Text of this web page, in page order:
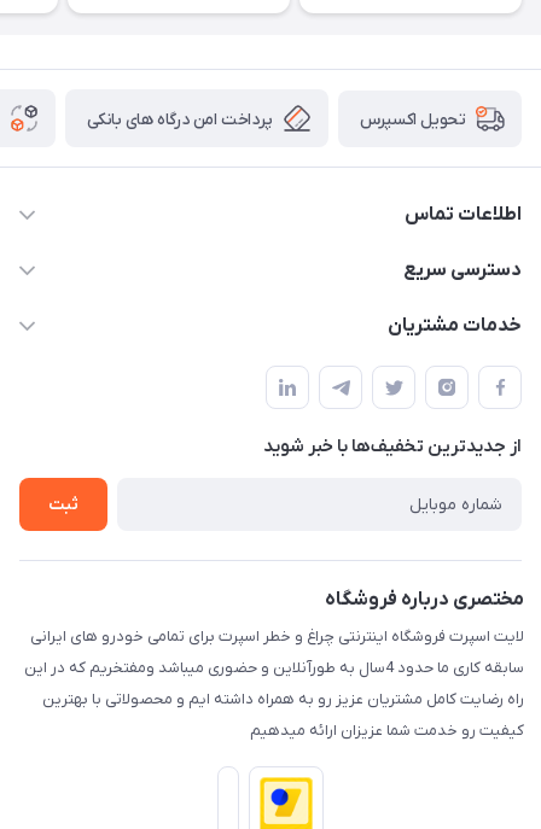
تحویل اکسپرس پرداخت امن درگاه های بانکی
اطلاعات تماس
09012926386
دسترسی سریع
حساب کاربری
لیست محصولات
درباره ما
خدمات مشتریان
قوانین و مقررات
حریم خصوصی
راهنما
از جدید‌ترین تخفیف‌ها با‌ خبر شوید
ثبت
مختصری درباره فروشگاه
لایت اسپرت فروشگاه اینترنتی چراغ و خطر اسپرت برای تمامی خودرو های ایرانی
سابقه کاری ما حدود 4سال به طورآنلاین و حضوری میباشد ومفتخریم که در این
راه رضایت کامل مشتریان عزیز رو به همراه داشته ایم و محصولاتی با بهترین
کیفیت رو خدمت شما عزیزان ارائه میدهیم